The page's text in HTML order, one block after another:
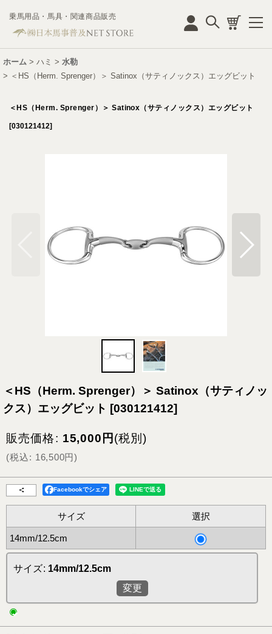
乗馬用品・馬具・関連商品販売
ホーム > ハミ > 水勒
> ＜HS（Herm. Sprenger）＞ Satinox（サティノックス）エッグビット
＜HS（Herm. Sprenger）＞ Satinox（サティノックス）エッグビット
[030121412]
＜HS（Herm. Sprenger）＞ Satinox（サティノッ
クス）エッグビット [030121412]
販売価格: 15,000 円 (税別)
(税込: 16,500円)
Facebookでシェア
サイズ 選択
14mm/12.5cm
サイズ: 14mm/12.5cm
変更